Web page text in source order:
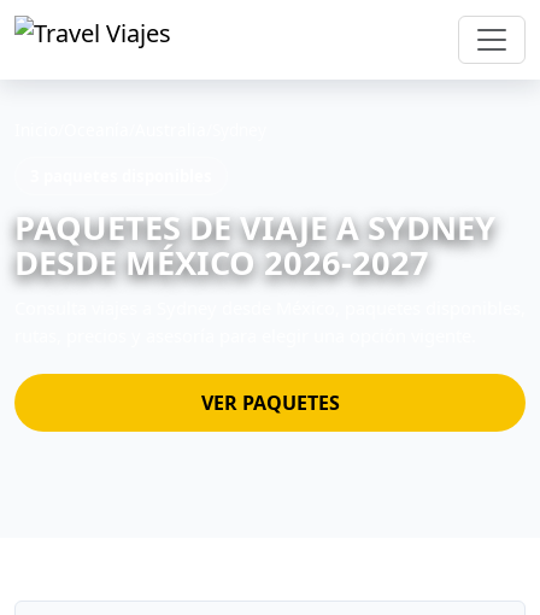
PAQUETES DE VIAJE A SYDNEY
DESDE MÉXICO 2026-2027
VER PAQUETES